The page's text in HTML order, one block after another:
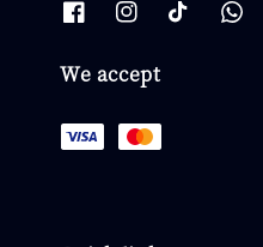
We accept